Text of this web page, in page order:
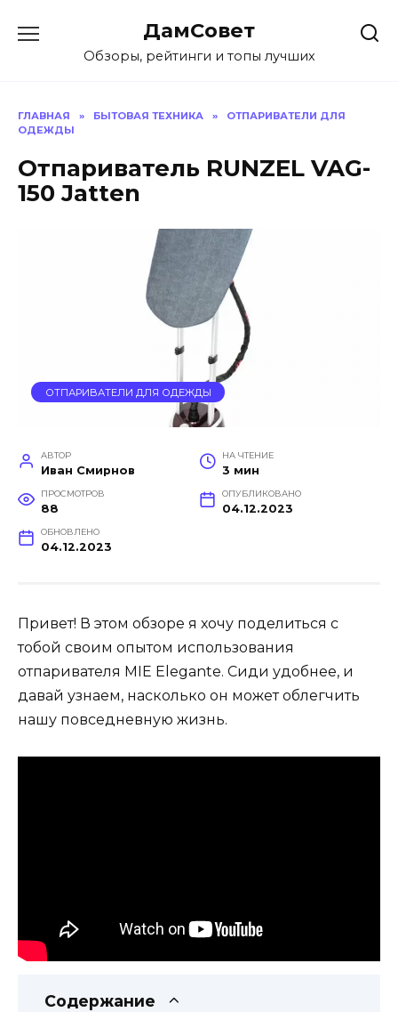
содержанию
ДамСовет
Обзоры, рейтинги и топы лучших
ГЛАВНАЯ » БЫТОВАЯ ТЕХНИКА »
ОТПАРИВАТЕЛИ ДЛЯ
ОДЕЖДЫ
Отпариватель RUNZEL VAG-
150 Jatten
ОТПАРИВАТЕЛИ ДЛЯ ОДЕЖДЫ
АВТОР
Иван Смирнов
НА ЧТЕНИЕ
3 мин
ПРОСМОТРОВ
88
ОПУБЛИКОВАНО
04.12.2023
ОБНОВЛЕНО
04.12.2023
Привет! В этом обзоре я хочу поделиться с
тобой своим опытом использования
отпаривателя MIE Elegante. Сиди удобнее, и
давай узнаем, насколько он может облегчить
нашу повседневную жизнь.
Содержание